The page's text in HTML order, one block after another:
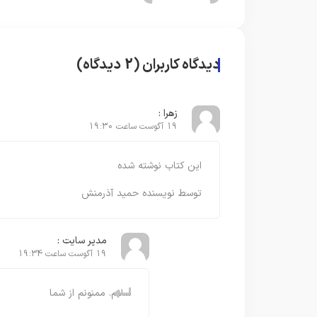
دیدگاه کاربران (2 دیدگاه)
زهرا :
19 آگوست ساعت 19:30
این کتاب نوشته شده
توسط نویسنده حمید آذرمنش
مدیر سایت :
19 آگوست ساعت 19:34
سلام. ممنونم از شما